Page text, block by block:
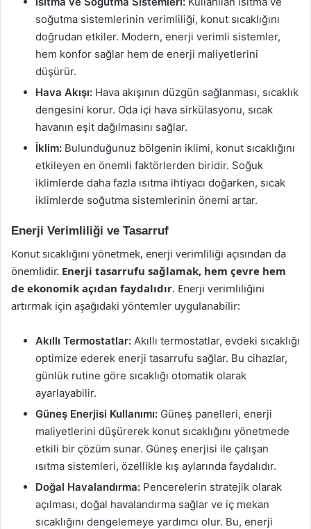
soğutma sistemlerinin verimliliği, konut sıcaklığını
doğrudan etkiler. Modern, enerji verimli sistemler,
hem konfor sağlar hem de enerji maliyetlerini
düşürür.
Hava Akışı: Hava akışının düzgün sağlanması, sıcaklık
dengesini korur. Oda içi hava sirkülasyonu, sıcak
havanın eşit dağılmasını sağlar.
İklim: Bulunduğunuz bölgenin iklimi, konut sıcaklığını
etkileyen en önemli faktörlerden biridir. Soğuk
iklimlerde daha fazla ısıtma ihtiyacı doğarken, sıcak
iklimlerde soğutma sistemlerinin önemi artar.
Enerji Verimliliği ve Tasarruf
Konut sıcaklığını yönetmek, enerji verimliliği açısından da
önemlidir. Enerji tasarrufu sağlamak, hem çevre hem
de ekonomik açıdan faydalıdır. Enerji verimliliğini
artırmak için aşağıdaki yöntemler uygulanabilir:
Akıllı Termostatlar: Akıllı termostatlar, evdeki sıcaklığı
optimize ederek enerji tasarrufu sağlar. Bu cihazlar,
günlük rutine göre sıcaklığı otomatik olarak
ayarlayabilir.
Güneş Enerjisi Kullanımı: Güneş panelleri, enerji
maliyetlerini düşürerek konut sıcaklığını yönetmede
etkili bir çözüm sunar. Güneş enerjisi ile çalışan
ısıtma sistemleri, özellikle kış aylarında faydalıdır.
Doğal Havalandırma: Pencerelerin stratejik olarak
açılması, doğal havalandırma sağlar ve iç mekan
sıcaklığını dengelemeye yardımcı olur. Bu, enerji